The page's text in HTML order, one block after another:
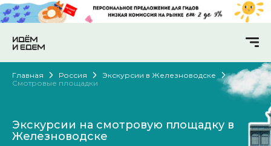
Главная Россия
Экскурсии в Железноводске
Смотровые площадки
Экскурсии на смотровую площадку в
Железноводске